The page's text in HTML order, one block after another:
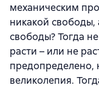
механическим
никакой свободы,
свободы? Тогда
расти – или не
предопределено,
великолепия.